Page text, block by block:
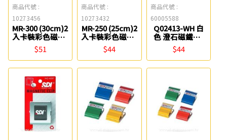
商品代號 :
10273456
MR-300 (30cm)2
入卡裝彩色磁尺/
磁條/磁鐵條
COX
$51
商品代號 :
10273432
MR-250 (25cm)2
入卡裝彩色磁尺/
磁條/磁鐵條
COX
$44
商品代號 :
60005588
Q02413-WH 白
色 澄石磁鐵夾/
磁夾 ABEL
$44